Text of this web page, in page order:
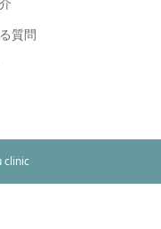
質問
clinic